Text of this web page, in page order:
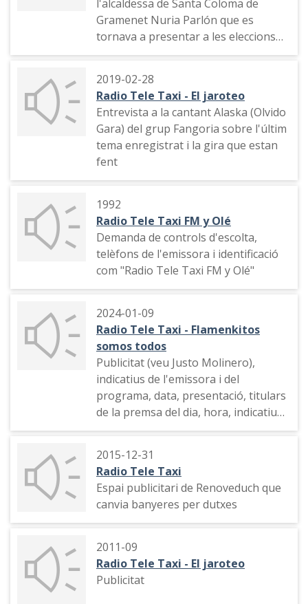
l'alcaldessa de Santa Coloma de
Gramenet Nuria Parlón que es
tornava a presentar a les eleccions
municipals
2019-02-28
Radio Tele Taxi - El jaroteo
Entrevista a la cantant Alaska (Olvido
Gara) del grup Fangoria sobre l'últim
tema enregistrat i la gira que estan
fent
1992
Radio Tele Taxi FM y Olé
Demanda de controls d'escolta,
telèfons de l'emissora i identificació
com "Radio Tele Taxi FM y Olé"
2024-01-09
Radio Tele Taxi - Flamenkitos
somos todos
Publicitat (veu Justo Molinero),
indicatius de l'emissora i del
programa, data, presentació, titulars
de la premsa del dia, hora, indicatiu
de l'emissora, espai publicitari
Molinero, indicatiu del programa,
salutació i tema musical
2015-12-31
Radio Tele Taxi
Espai publicitari de Renoveduch que
canvia banyeres per dutxes
2011-09
Radio Tele Taxi - El jaroteo
Publicitat